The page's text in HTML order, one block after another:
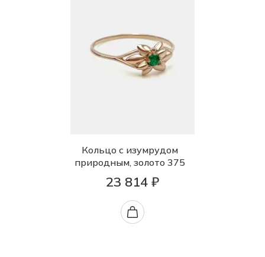
Кольцо с изумрудом
природным, золото 375
23 814 ₽